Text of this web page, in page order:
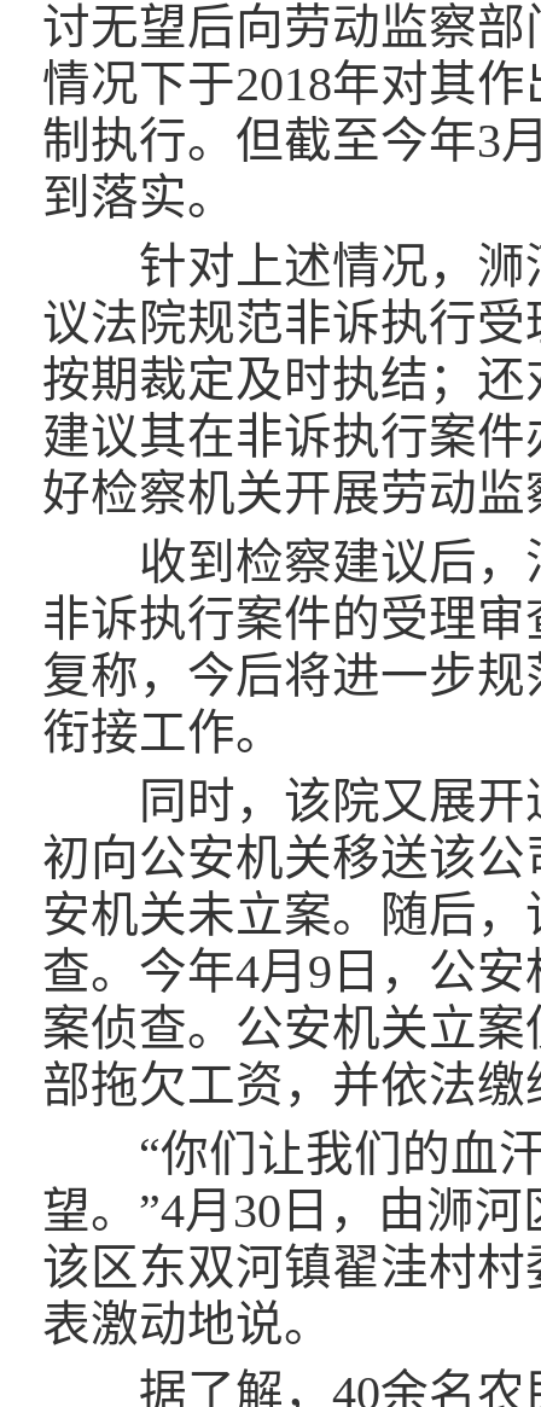
讨无望后向劳动监察
情况下于2018年对其
制执行。但截至今年3
到落实。
针对上述情况，浉
议法院规范非诉执行
按期裁定及时执结；
建议其在非诉执行案
好检察机关开展劳动
收到检察建议后，
非诉执行案件的受理
复称，今后将进一步
衔接工作。
同时，该院又展开
初向公安机关移送该
安机关未立案。随后
查。今年4月9日，公
案侦查。公安机关立
部拖欠工资，并依法
“你们让我们的血汗
望。”4月30日，由浉
该区东双河镇翟洼村
表激动地说。
据了解，40余名农